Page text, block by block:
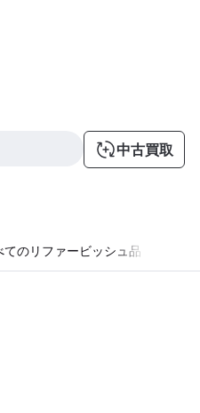
中古買取
てのリファービッシュ品